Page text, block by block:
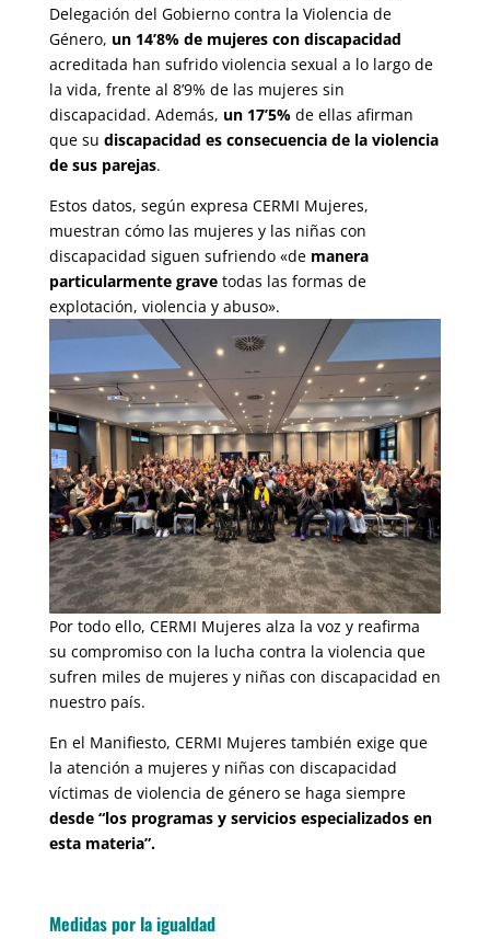
Delegación del Gobierno contra la Violencia de
Género, un 14’8% de mujeres con discapacidad
acreditada han sufrido violencia sexual a lo largo de
la vida, frente al 8’9% de las mujeres sin
discapacidad. Además, un 17’5%de ellas afirman
que su discapacidad es consecuencia de la violencia
de sus parejas.
Estos datos, según expresa CERMI Mujeres,
muestran cómo las mujeres y las niñas con
discapacidad siguen sufriendo «de manera
particularmente grave todas las formas de
explotación, violencia y abuso».
Por todo ello, CERMI Mujeres alza la voz y reafirma
su compromiso con la lucha contra la violencia que
sufren miles de mujeres y niñas con discapacidad en
nuestro país.
En el Manifiesto, CERMI Mujeres también exige que
la atención a mujeres y niñas con discapacidad
víctimas de violencia de género se haga siempre
desde “los programas y servicios especializados en
esta materia”.
Medidas por la igualdad